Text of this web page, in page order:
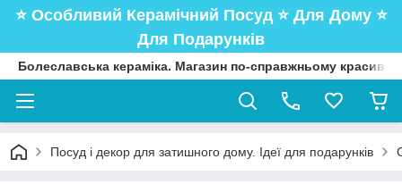
⭐️ Особливий Керамічний Посуд ⭐️ Для Дому ⭐️
Для Подарунків
Болеславська кераміка. Магазин по-справжньому
Посуд і декор для затишного дому. Ідеї для подарунків